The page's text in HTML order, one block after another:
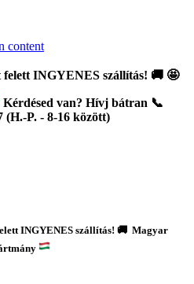
content
INGYENES szállítás! 🚚 🤩
Kérdésed van? Hívj bátran 📞
(H.-P. - 8-16 között)
INGYENES szállítás! 🚚 Magyar